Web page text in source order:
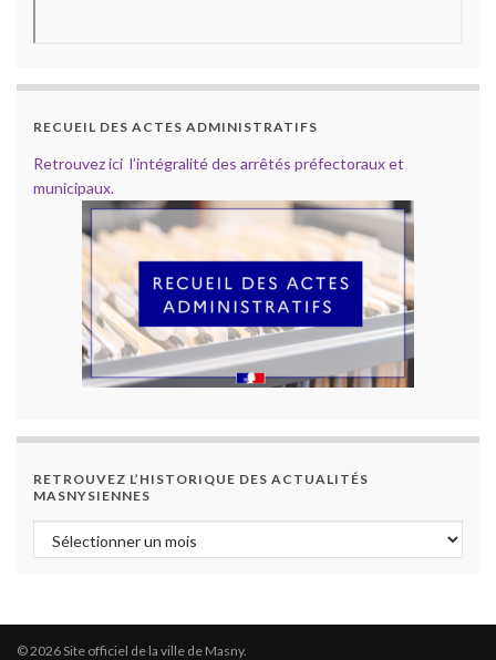
RECUEIL DES ACTES ADMINISTRATIFS
Retrouvez ici l’intégralité des arrêtés préfectoraux et
municipaux.
RETROUVEZ L’HISTORIQUE DES ACTUALITÉS
MASNYSIENNES
Retrouvez l’historique des actualités masnysiennes
© 2026 Site officiel de la ville de Masny.